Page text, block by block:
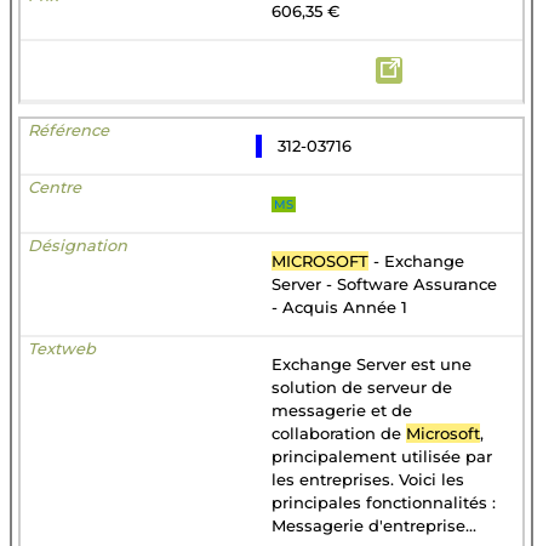
606,35 €
312-03716
MS
MICROSOFT - Exchange
Server - Software Assurance
- Acquis Année 1
Exchange Server est une
solution de serveur de
messagerie et de
collaboration de Microsoft,
principalement utilisée par
les entreprises. Voici les
principales fonctionnalités :
Messagerie d'entreprise...